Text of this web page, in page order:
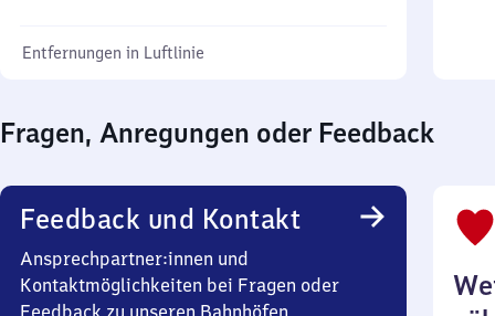
Entfernungen in Luftlinie
Fragen, Anregungen oder Feedback
Feedback und Kontakt
Ansprechpartner:innen und
Kontaktmöglichkeiten bei Fragen oder
Feedback zu unseren Bahnhöfen